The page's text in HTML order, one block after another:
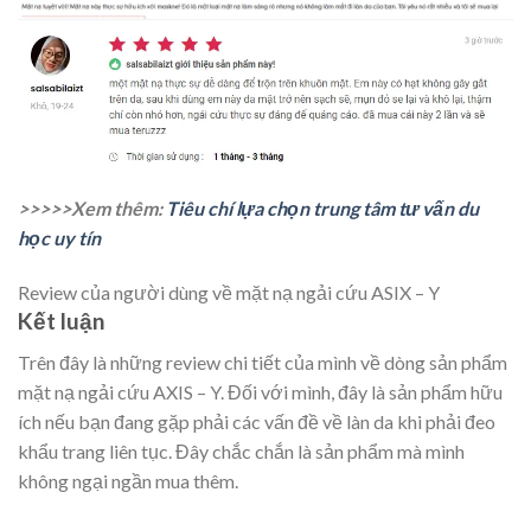
>>>>>Xem thêm: Tiêu chí lựa chọn trung tâm tư vấn du
học uy tín
Review của người dùng về mặt nạ ngải cứu ASIX – Y
Kết luận
Trên đây là những review chi tiết của mình về dòng sản phẩm
mặt nạ ngải cứu AXIS – Y. Đối với mình, đây là sản phẩm hữu
ích nếu bạn đang gặp phải các vấn đề về làn da khi phải đeo
khẩu trang liên tục. Đây chắc chắn là sản phẩm mà mình
không ngại ngần mua thêm.